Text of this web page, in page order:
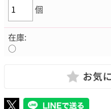
個
在庫:
○